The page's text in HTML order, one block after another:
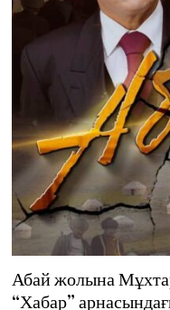
Абай жолына
“Хабар”